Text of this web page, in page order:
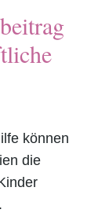
können
die